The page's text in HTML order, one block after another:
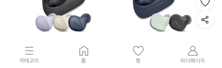
카테고리 홈 찜 마이페이지